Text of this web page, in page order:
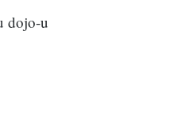
dojo-u